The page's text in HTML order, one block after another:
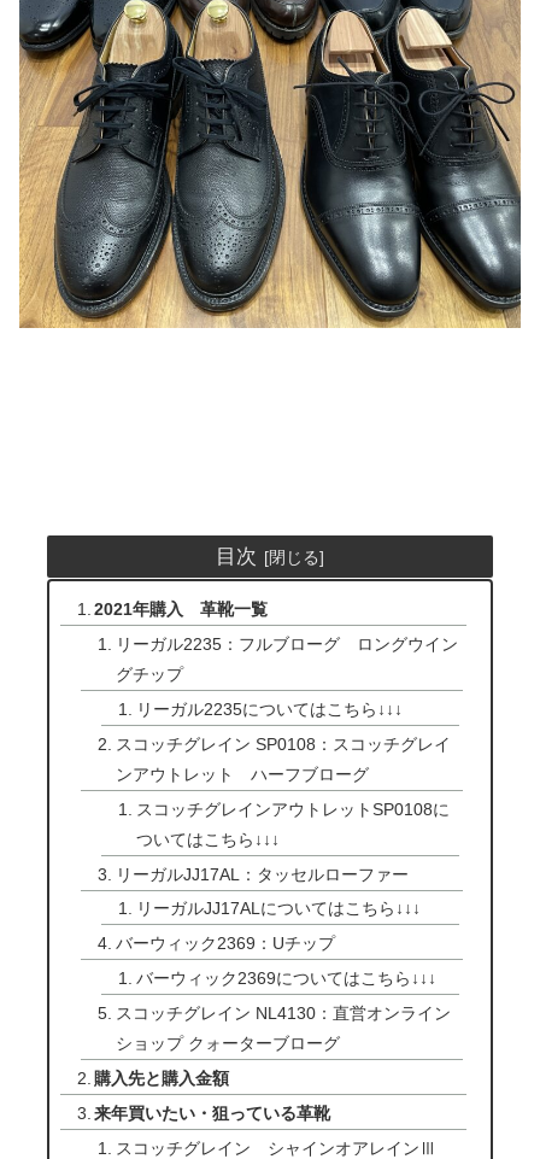
目次
2021年購入 革靴一覧
リーガル2235：フルブローグ ロングウイン
グチップ
リーガル2235についてはこちら↓↓↓
スコッチグレイン SP0108：スコッチグレイ
ンアウトレット ハーフブローグ
スコッチグレインアウトレットSP0108に
ついてはこちら↓↓↓
リーガルJJ17AL：タッセルローファー
リーガルJJ17ALについてはこちら↓↓↓
バーウィック2369：Uチップ
バーウィック2369についてはこちら↓↓↓
スコッチグレイン NL4130：直営オンライン
ショップ クォーターブローグ
購入先と購入金額
来年買いたい・狙っている革靴
スコッチグレイン シャインオアレインⅢ